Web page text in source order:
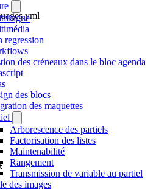
regression
des créneaux dans le bloc agenda
des blocs
des maquettes
Arborescence des partiels
Factorisation des listes
Maintenabilité
Rangement
Transmission de variable au partiel
des images